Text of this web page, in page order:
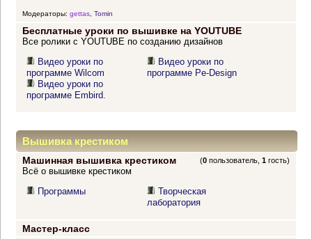
Модераторы: gettas, Tomin
Бесплатные уроки по вышивке на YOUTUBE
Все ролики с YOUTUBE по созданию дизайнов
Видео уроки по
программе Wilcom
Видео уроки по
программе Embird.
Видео уроки по
программе Pe-Design
Вышивка крестиком
Машинная вышивка крестиком (0 пользователь,1 гость)
Всё о вышивке крестиком
Программы
Творческая
лаборатория
Мастер-класс